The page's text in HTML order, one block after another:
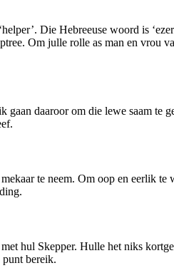
Die Hebreeuse woord is
Om julle rolle as man en vrou
daaroor om die lewe saam
te neem. Om oop en eerlik
hul Skepper. Hulle het niks
punt bereik.